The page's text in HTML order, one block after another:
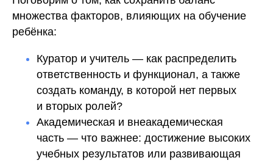
множества факторов, влияющих на обучение
ребёнка:
Куратор и учитель — как распределить
ответственность и функционал, а также
создать команду, в которой нет первых
и вторых ролей?
Академическая и внеакадемическая
часть — что важнее: достижение высоких
учебных результатов или развивающая